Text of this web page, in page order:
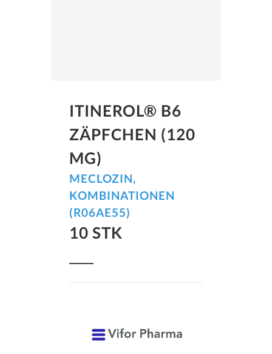
ITINEROL® B6
ZÄPFCHEN (120
MG)
MECLOZIN,
KOMBINATIONEN
(R06AE55)
10 STK